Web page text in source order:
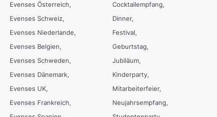
Evenses Österreich
Evenses Schweiz
Evenses Niederlande
Evenses Belgien
Evenses Schweden
Evenses Dänemark
Evenses UK
Evenses Frankreich
Cocktailempfang
Dinner
Festival
Geburtstag
Jubiläum
Kinderparty
Mitarbeiterfeier
Neujahrsempfang